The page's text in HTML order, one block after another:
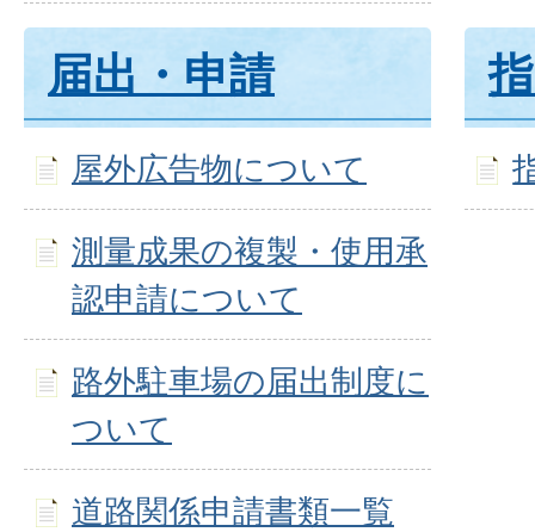
届出・申請
屋外広告物について
測量成果の複製・使用承
認申請について
路外駐車場の届出制度に
ついて
道路関係申請書類一覧